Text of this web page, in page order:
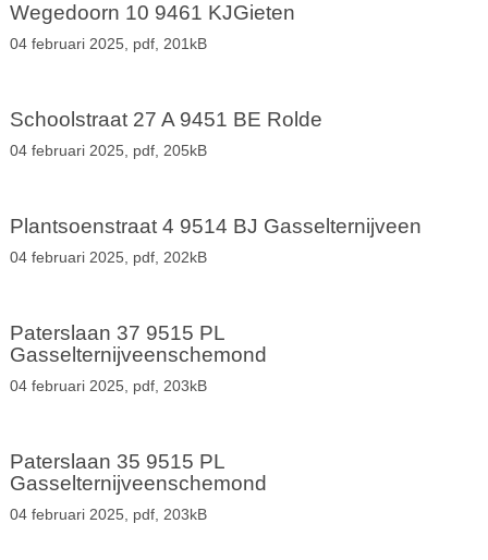
Wegedoorn 10 9461 KJGieten
04 februari 2025, pdf, 201kB
Schoolstraat 27 A 9451 BE Rolde
04 februari 2025, pdf, 205kB
Plantsoenstraat 4 9514 BJ Gasselternijveen
04 februari 2025, pdf, 202kB
Paterslaan 37 9515 PL
Gasselternijveenschemond
04 februari 2025, pdf, 203kB
Paterslaan 35 9515 PL
Gasselternijveenschemond
04 februari 2025, pdf, 203kB